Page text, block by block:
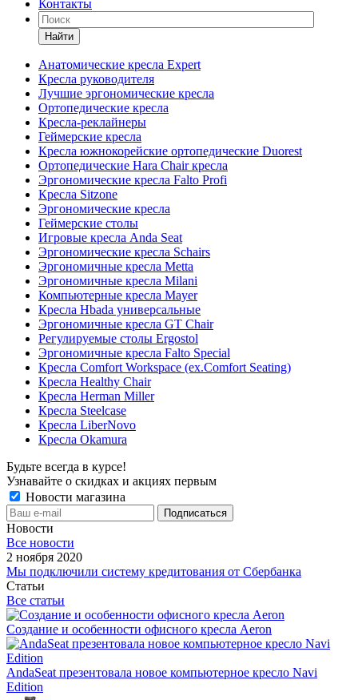
Контакты
Найти
Анатомические кресла Expert
Кресла руководителя
Лучшие эргономические кресла
Ортопедические кресла
Кресла-реклайнеры
Геймерские кресла
Кресла южнокорейские ортопедические Duorest
Ортопедические Hara Chair кресла
Эргономические кресла Falto Profi
Кресла Sitzone
Эргономические кресла
Геймерские столы
Игровые кресла Anda Seat
Эргономические кресла Schairs
Эргономичные кресла Metta
Эргономичные кресла Milani
Компьютерные кресла Mayer
Кресла Hbada универсальные
Эргономичные кресла GT Chair
Регулируемые столы Ergostol
Эргономичные кресла Falto Special
Кресла Comfort Workspace (ex.Comfort Seating)
Кресла Healthy Chair
Кресла Herman Miller
Кресла Steelcase
Кресла LiberNovo
Кресла Okamura
Будьте всегда в курсе!
Узнавайте о скидках и акциях первым
Новости магазина
Новости
Все новости
2 ноября 2020
Мы подключили систему кредитования от Сбербанка
Статьи
Все статьи
Создание и особенности офисного кресла Aeron
AndaSeat презентовала новое компьютерное кресло Navi
Edition